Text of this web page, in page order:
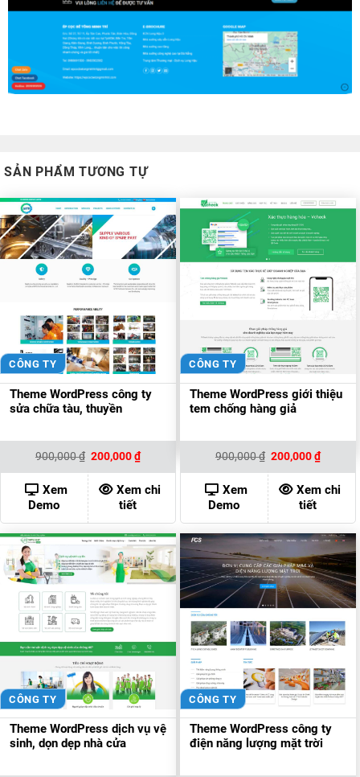
SẢN PHẨM TƯƠNG TỰ
CÔNG TY
Theme WordPress công ty
sửa chữa tàu, thuyền
900,000₫ Giá
là:
900,000 ₫.
200,000₫Giá
hiện
tại
là:
200,000 ₫.
Xem
Demo
Xem chi
tiết
CÔNG TY
Theme WordPress giới thiệu
tem chống hàng giả
900,000₫ Giá
là:
900,000 ₫.
200,000₫Giá
hiện
tại
là:
Xem
Demo
Xem chi
tiết
CÔNG TY
Theme WordPress dịch vụ vệ
sinh, dọn dẹp nhà cửa
CÔNG TY
Theme WordPress công ty
điện năng lượng mặt trời